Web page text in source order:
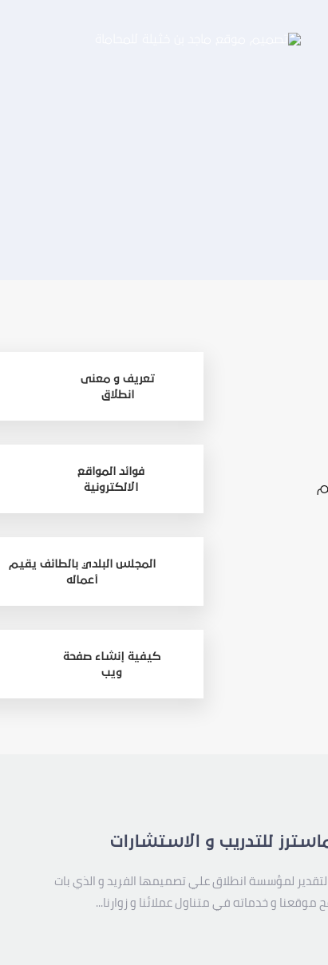
تعريف و معنى
انطلاق
فوائد المواقع
الالكترونية
المجلس البلدي بالطائف يقيم
أعماله
كيفية إنشاء صفحة
ويب
للتدريب و الاستشارات
لمؤسسة انطلاق علي تصميمها الفريد و الذي بات
موقعنا و خدماته في متناول عملائنا و زوارنا...